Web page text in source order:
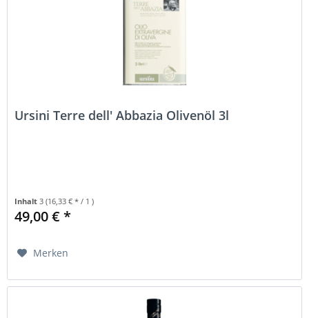
Ursini Terre dell' Abbazia Olivenöl 3l
Inhalt3(16,33 € * / 1 )
49,00 € *
Merken